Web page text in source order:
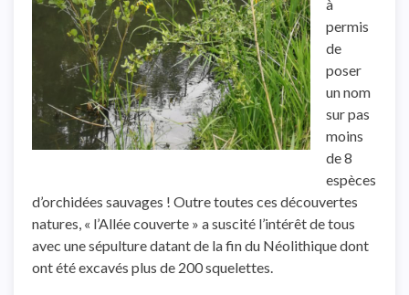
à
permis
de
poser
un nom
sur pas
moins
de 8
espèces
d’orchidées sauvages ! Outre toutes ces découvertes
natures, « l’Allée couverte » a suscité l’intérêt de tous
avec une sépulture datant de la fin du Néolithique dont
ont été excavés plus de 200 squelettes.